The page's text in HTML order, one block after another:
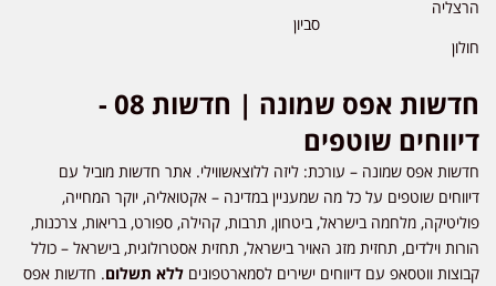
הרצליה
חולון
סביון
חדשות אפס שמונה | חדשות 08 -
דיווחים שוטפים
חדשות אפס שמונה – עורכת: ליזה ללוצאשווילי. אתר חדשות מוביל עם
דיווחים שוטפים על כל מה שמעניין במדינה – אקטואליה, יוקר המחייה,
פוליטיקה, מלחמה בישראל, ביטחון, תרבות, קהילה, ספורט, בריאות, צרכנות,
הורות וילדים, תחזית מזג האויר בישראל, תחזית אסטרולוגית, בישראל – כולל
קבוצות ווטסאפ עם דיווחים ישירים לסמארטפונים ללא תשלום. חדשות אפס